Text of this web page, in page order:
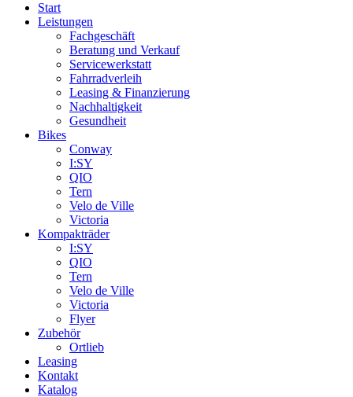
Start
Leistungen
Fachgeschäft
Beratung und Verkauf
Servicewerkstatt
Fahrradverleih
Leasing & Finanzierung
Nachhaltigkeit
Gesundheit
Bikes
Conway
I:SY
QIO
Tern
Velo de Ville
Victoria
Kompakträder
I:SY
QIO
Tern
Velo de Ville
Victoria
Flyer
Zubehör
Ortlieb
Leasing
Kontakt
Katalog